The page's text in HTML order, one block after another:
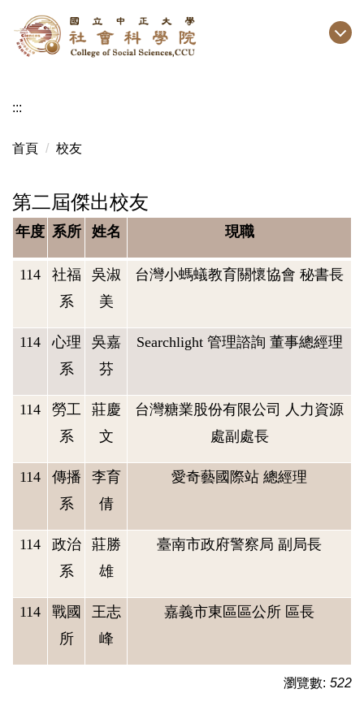
到
主
容
:::
首頁 校友
第二屆傑出校友
年度 系所 姓名 現職
114
社福
系
吳淑
美
台灣小螞蟻教育關懷協會 秘書長
114
心理
系
吳嘉
芬
Searchlight 管理諮詢 董事總經理
114
勞工
系
莊慶
文
台灣糖業股份有限公司 人力資源
處副處長
114
傳播
系
李育
倩
愛奇藝國際站 總經理
114
政治
系
莊勝
雄
臺南市政府警察局 副局長
114
戰國
所
王志
峰
嘉義市東區區公所 區長
瀏覽數: 522